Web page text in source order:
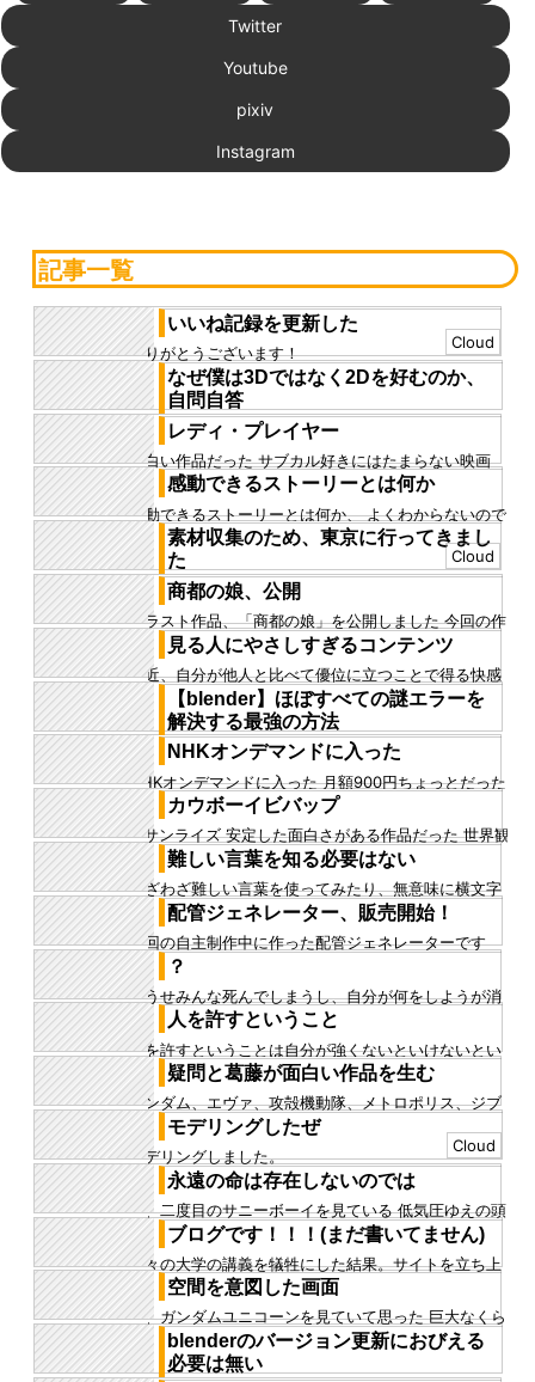
Twitter
Youtube
pixiv
Instagram
記事一覧
いいね記録を更新した
ありがとうございます！
Cloud
なぜ僕は3Dではなく2Dを好むのか、
自問自答
を今日こそ言語化してやる 長らく僕は、3Dよりも2D
が好きということをいろいろなところで言ってきた た
だ、それを具体的に...
レディ・プレイヤー
面白い作品だった サブカル好きにはたまらない映画
で、僕も楽しく見れた バーチャル世界の持つ可能性、
未来的な雰囲気をうまく...
感動できるストーリーとは何か
感動できるストーリーとは何か、 よくわからないので
とりあえず文字にして考えてみる 僕個人の趣味かもし
れないが、感動するス...
素材収集のため、東京に行ってきまし
た
素材収集のため、東京に行ってきました 久しぶりの東
京です。引きこもりが頑張り、どうにか行くことが出
来ました 普段製作して...
Cloud
商都の娘、公開
イラスト作品、「商都の娘」を公開しました 今回の作
品は、僕としては珍しい要素を積極的に入れてみまし
た １つ目が褐色の肌、...
見る人にやさしすぎるコンテンツ
最近、自分が他人と比べて優位に立つことで得る快感
を、原液のまま飲み干すタイプの作品が多すぎる気が
する 最近と書いたが、そ...
【blender】ほぼすべての謎エラーを
解決する最強の方法
僕の知る限りで最強の解決策、最後の手段。諦めない
といけないレベルの問題を解決できる唯一の方法をこ
こにメモっておく ちょう...
NHKオンデマンドに入った
NHKオンデマンドに入った 月額900円ちょっとだった
気がする これを高いと思うか安いと思うかは人それぞ
れだが、僕は破格...
カウボーイビバップ
©サンライズ 安定した面白さがある作品だった 世界観
の雰囲気が良く、特に、黎明期以前くらいの3DCGが
良い味を出していた...
難しい言葉を知る必要はない
わざわざ難しい言葉を使ってみたり、無意味に横文字
を使 ってみたり 、そういった人は多い気がする 難し
い言葉を使うと難しい...
配管ジェネレーター、販売開始！
前回の自主制作中に作った配管ジェネレーターです
が、 いろいろ使いやすくし、ジェネレーターアセット
として、superhiv...
？
どうせみんな死んでしまうし、自分が何をしようが消
えてしまうのであれば、なぜみんな生きる？ 何かをす
るために生まれてきたと...
人を許すということ
人を許すということは自分が強くないといけないとい
う言葉を聞いた 確かに、なんとなくそう思ったが、そ
れに関して僕の中ではま...
疑問と葛藤が面白い作品を生む
ガンダム、エヴァ、攻殻機動隊、メトロポリス、ジブ
リ作品、ゴジラ、 そういう、世の中に残る名作にはど
こかで、反文明、現在の...
モデリングしたぜ
モデリングしました。
Cloud
永遠の命は存在しないのでは
今、二度目のサニーボーイを見ている 低気圧ゆえの頭
痛から今日はあまり元気ではない なので、二度目のサ
ニーボーイを見た あ...
ブログです！！！(まだ書いてません)
数々の大学の講義を犠牲にした結果。サイトを立ち上
げることができました！ ウェブサイトを作ろうと唐突
に思い立ってからまだ、...
空間を意図した画面
今、ガンダムユニコーンを見ていて思った 巨大なくら
いコロニー内にこれまた巨大な柱のような構造物があ
るカットがあったが、...
blenderのバージョン更新におびえる
必要は無い